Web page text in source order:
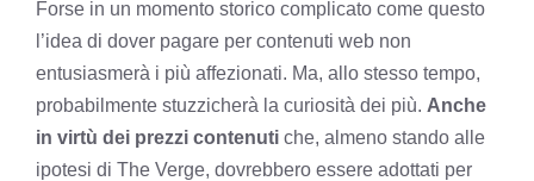
Forse in un momento storico complicato come questo
l’idea di dover pagare per contenuti web non
entusiasmerà i più affezionati. Ma, allo stesso tempo,
probabilmente stuzzicherà la curiosità dei più. Anche
in virtù dei prezzi contenuti che, almeno stando alle
ipotesi di The Verge, dovrebbero essere adottati per